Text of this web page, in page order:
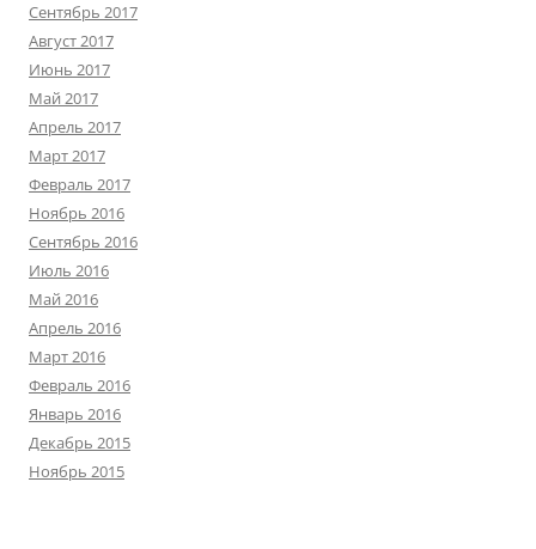
Сентябрь 2017
Август 2017
Июнь 2017
Май 2017
Апрель 2017
Март 2017
Февраль 2017
Ноябрь 2016
Сентябрь 2016
Июль 2016
Май 2016
Апрель 2016
Март 2016
Февраль 2016
Январь 2016
Декабрь 2015
Ноябрь 2015